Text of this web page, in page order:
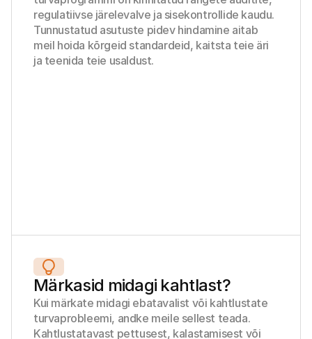
regulatiivse järelevalve ja sisekontrollide kaudu.
Tunnustatud asutuste pidev hindamine aitab
meil hoida kõrgeid standardeid, kaitsta teie äri
ja teenida teie usaldust.
Märkasid midagi kahtlast?
Kui märkate midagi ebatavalist või kahtlustate
turvaprobleemi, andke meile sellest teada.
Kahtlustatavast pettusest, kalastamisest või